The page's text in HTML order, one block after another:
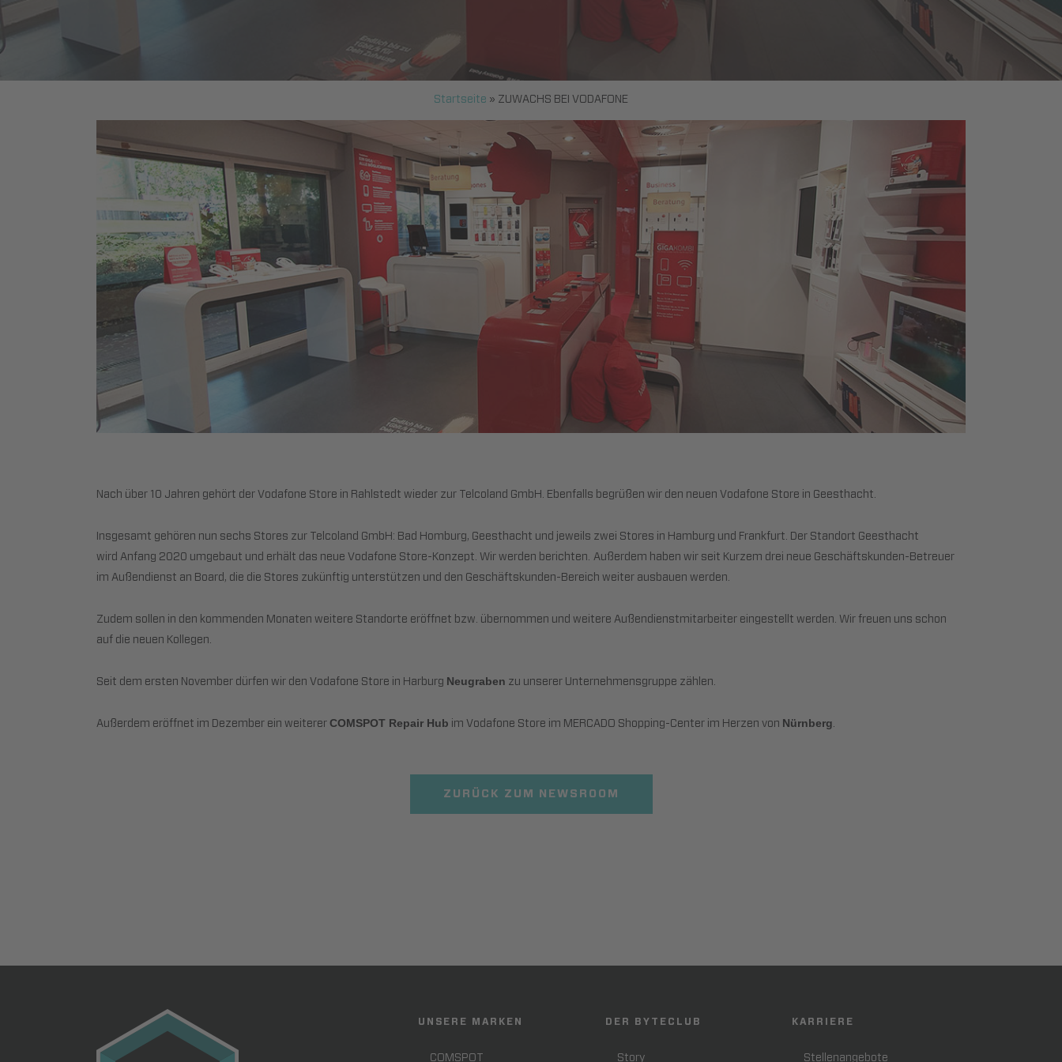
Startseite » ZUWACHS BEI VODAFONE
Nach über 10 Jahren gehört der Vodafone Store in Rahlstedt wieder zur Telcoland GmbH. Ebenfalls begrüßen wir den neuen Vodafone Store in Geesthacht.
Insgesamt gehören nun sechs Stores zur Telcoland GmbH: Bad Homburg, Geesthacht und jeweils zwei Stores in Hamburg und Frankfurt. Der Standort Geesthacht
wird Anfang 2020 umgebaut und erhält das neue Vodafone Store-Konzept. Wir werden berichten. Außerdem haben wir seit Kurzem drei neue Geschäftskunden-Betreuer
im Außendienst an Board, die die Stores zukünftig unterstützen und den Geschäftskunden-Bereich weiter ausbauen werden.
Zudem sollen in den kommenden Monaten weitere Standorte eröffnet bzw. übernommen und weitere Außendienstmitarbeiter eingestellt werden. Wir freuen uns schon
auf die neuen Kollegen.
Seit dem ersten November dürfen wir den Vodafone Store in Harburg Neugraben zu unserer Unternehmensgruppe zählen.
Außerdem eröffnet im Dezember ein weitererCOMSPOT Repair Hub im Vodafone Store im MERCADO Shopping-Center im Herzen von Nürnberg.
ZURÜCK ZUM NEWSROOM
UNSERE MARKEN
COMSPOT
DER BYTECLUB
Story
KARRIERE
Stellenangebote